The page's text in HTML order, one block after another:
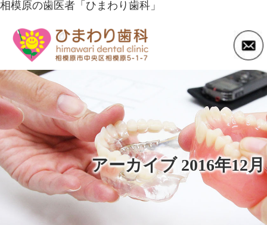
相模原の歯医者「ひまわり歯科」
アーカイブ 2016年12月